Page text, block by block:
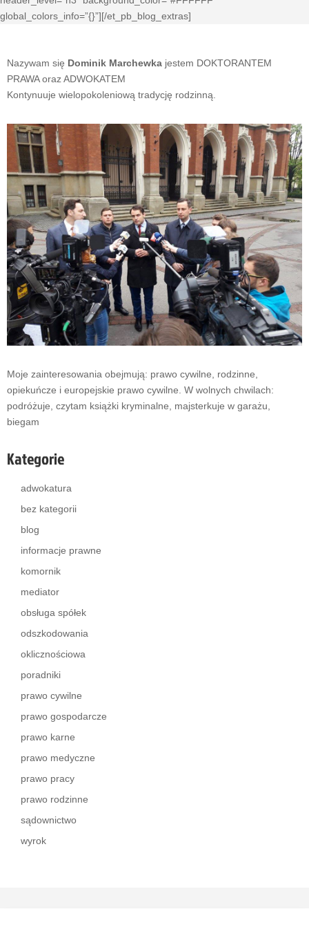
Nazywam się Dominik Marchewka jestem DOKTORANTEM
PRAWA oraz ADWOKATEM
Kontynuuje wielopokoleniową tradycję rodzinną.
Moje zainteresowania obejmują: prawo cywilne, rodzinne,
opiekuńcze i europejskie prawo cywilne. W wolnych chwilach:
podróżuje, czytam książki kryminalne, majsterkuje w garażu,
biegam
Kategorie
adwokatura
bez kategorii
blog
informacje prawne
komornik
mediator
obsługa spółek
odszkodowania
oklicznościowa
poradniki
prawo cywilne
prawo gospodarcze
prawo karne
prawo medyczne
prawo pracy
prawo rodzinne
sądownictwo
wyrok
global_colors_info=”{}”][/et_pb_blog_extras]
0